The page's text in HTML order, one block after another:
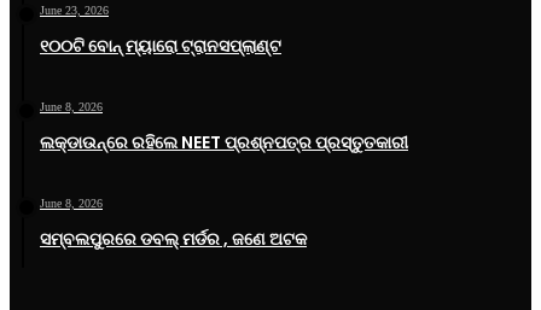
June 23, 2026
୧୦୦ଟି ବୋନ୍ ମ୍ୟାରୋ ଟ୍ରାନସପ୍ଲାଣ୍ଟ
June 8, 2026
ଲକ୍‌ଡାଉନ୍‌ରେ ରହିଲେ NEET ପ୍ରଶ୍ନପତ୍ର ପ୍ରସ୍ତୁତକାରୀ
June 8, 2026
ସମ୍ବଲପୁରରେ ଡବଲ୍ ମର୍ଡର , ଜଣେ ଅଟକ